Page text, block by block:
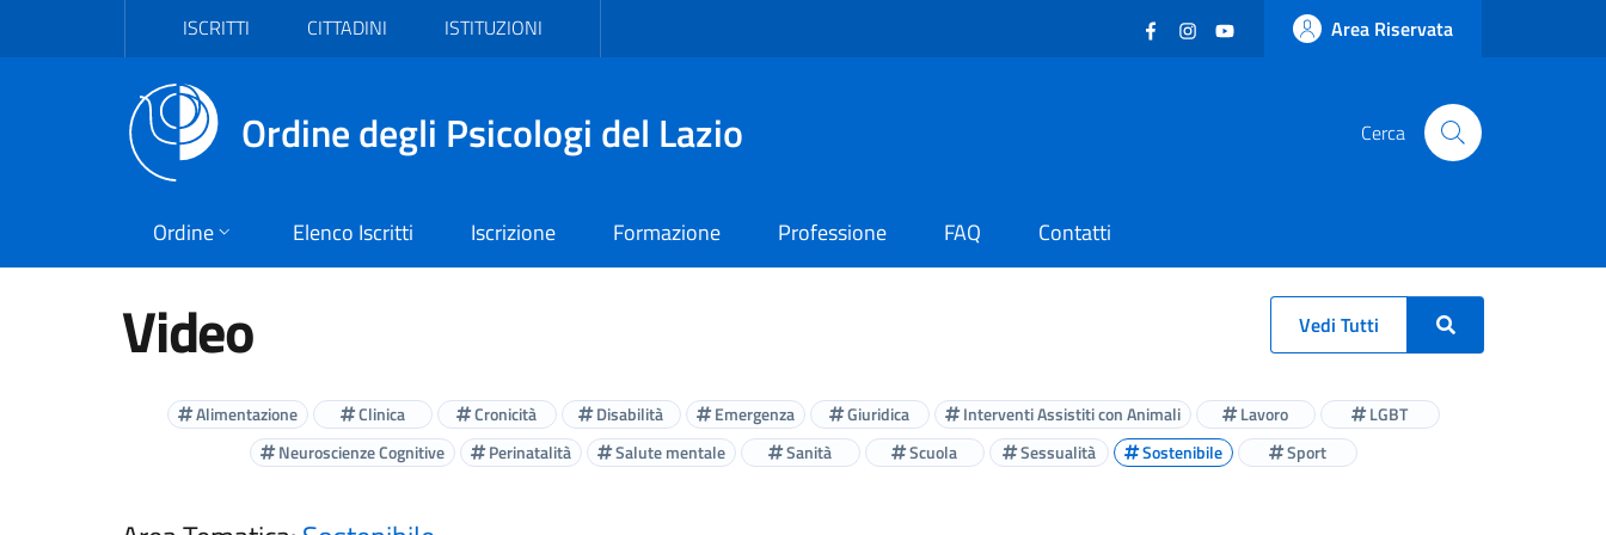
Vai al contenuto principale
ISCRITTI CITTADINI ISTITUZIONI Facebook
(nuova scheda - new tab)
Instagram
(nuova scheda - new tab)
YouTube
(nuova scheda - new tab)
Area Riservata
Ordine degli Psicologi del Lazio Cerca
Ordine Elenco Iscritti Iscrizione Formazione Professione FAQ Contatti
Vedi Tutti
Video
Alimentazione Clinica Cronicità Disabilità Emergenza Giuridica Interventi Assistiti con Animali Lavoro
LGBT
Neuroscienze Cognitive
Perinatalità Salute mentale Sanità Scuola Sessualità Sostenibile Sport